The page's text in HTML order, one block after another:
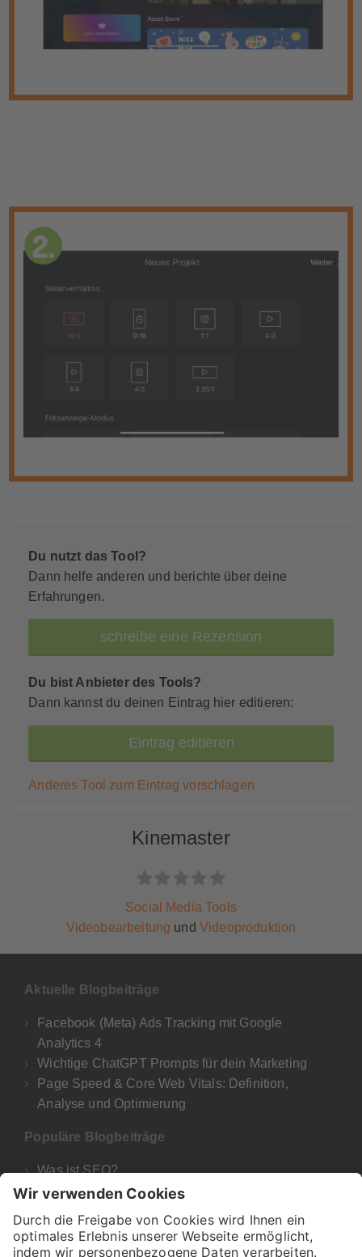
Du nutzt das Tool?
Dann helfe anderen und berichte über deine
Erfahrungen.
schreibe eine Rezension
Du bist Anbieter des Tools?
Dann kannst du deinen Eintrag hier editieren:
Eintrag editieren
Anderes Tool zum Eintrag vorschlagen
Kinemaster
Social Media Tools
Videobearbeitung und Videoproduktion
Aktuelle Blogbeiträge
Facebook (Meta) Ads Tracking mit Google
Analytics 4
Wichtige ChatGPT Prompts für dein Marketing
Page Speed & Core Web Vitals: Definition,
Analyse und Optimierung
Populäre Blogbeiträge
Was ist SEO?
Google Analytics 4
Was bedeutet E-A-T für deine SEO und Google?
H1, H2 & Co! – Wie wichtig sind Überschriften für